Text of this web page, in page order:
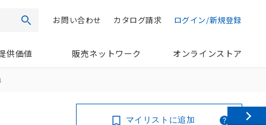
検索 ログイン/新規登録
カタログ請求
お問い合わせ
供価値 販売ネットワーク オンラインストア
マイリストに追加